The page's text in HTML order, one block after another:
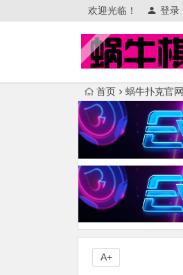
欢迎光临！ 登录
首页 蜗牛扑克官网
A+